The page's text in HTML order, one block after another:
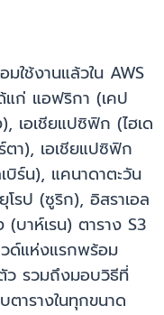
ใช้งานแล้วใน AWS
แก่ แอฟริกา (เคป
เอเชียแปซิฟิก (ไฮเด
า), เอเชียแปซิฟิก
บิร์น), แคนาดาตะวัน
รป (ซูริก), อิสราเอล
บาห์เรน) ตาราง S3
ด์แห่งแรกพร้อม
รวมถึงมอบวิธีที่
ารางในทุกขนาด